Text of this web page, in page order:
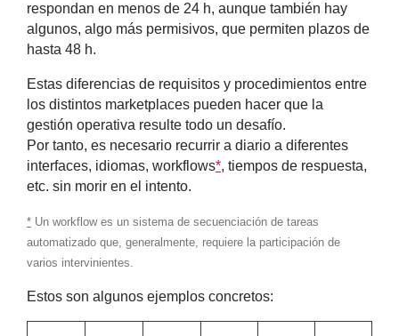
respondan en menos de 24 h, aunque también hay
algunos, algo más permisivos, que permiten plazos de
hasta 48 h.
Estas diferencias de requisitos y procedimientos entre
los distintos marketplaces pueden hacer que la
gestión operativa resulte todo un desafío.
Por tanto, es necesario recurrir a diario a diferentes
interfaces, idiomas, workflows*, tiempos de respuesta,
etc. sin morir en el intento.
* Un workflowes un sistema de secuenciación de tareas
automatizado que, generalmente, requiere la participación de
varios intervinientes.
Estos son algunos ejemplos concretos: